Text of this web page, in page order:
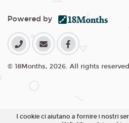
Powered by
© 18Months, 2026. All rights reserved
I cookie ci aiutano a fornire i nostri